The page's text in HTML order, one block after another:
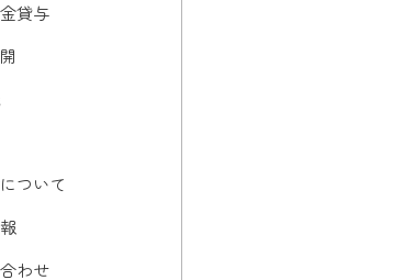
貸与
ついて
わせ